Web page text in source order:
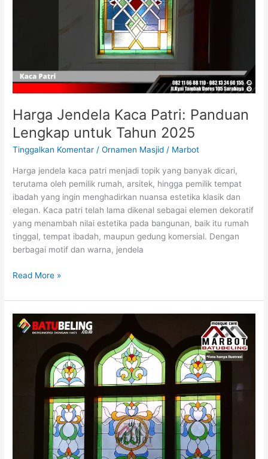
Harga Jendela Kaca Patri: Panduan
Lengkap untuk Tahun 2025
Tinggalkan Komentar /Ornamen Masjid / Marbot
Harga jendela kaca patri menjadi topik yang banyak dicari,
terutama oleh pemilik rumah, arsitek, hingga pemilik tempat
ibadah yang ingin menghadirkan nuansa estetika klasik dan
elegan. Kaca patri telah lama dikenal sebagai elemen dekoratif
yang menambah nilai estetika pada bangunan, baik itu rumah
tinggal, tempat ibadah, maupun gedung komersial. Dengan
berbagai motif dan warna, jendela
Read More »
Harga
Kaca